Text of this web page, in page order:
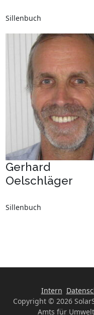
Sillenbuch
Gerhard
Oelschläger
Sillenbuch
Intern
Copyright © 2026
Amts für